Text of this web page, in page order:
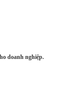
doanh nghiệp.